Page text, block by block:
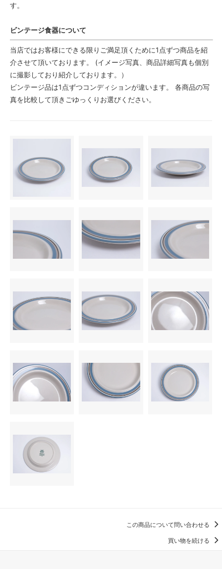
す。
ビンテージ食器について
当店ではお客様にできる限りご満足頂くために1点ずつ商品を紹
介させて頂いております。 (イメージ写真、商品詳細写真も個別
に撮影しており紹介しております。）
ビンテージ品は1点ずつコンディションが違います。 各商品の写
真を比較して頂きごゆっくりお選びください。
この商品について問い合わせる
買い物を続ける